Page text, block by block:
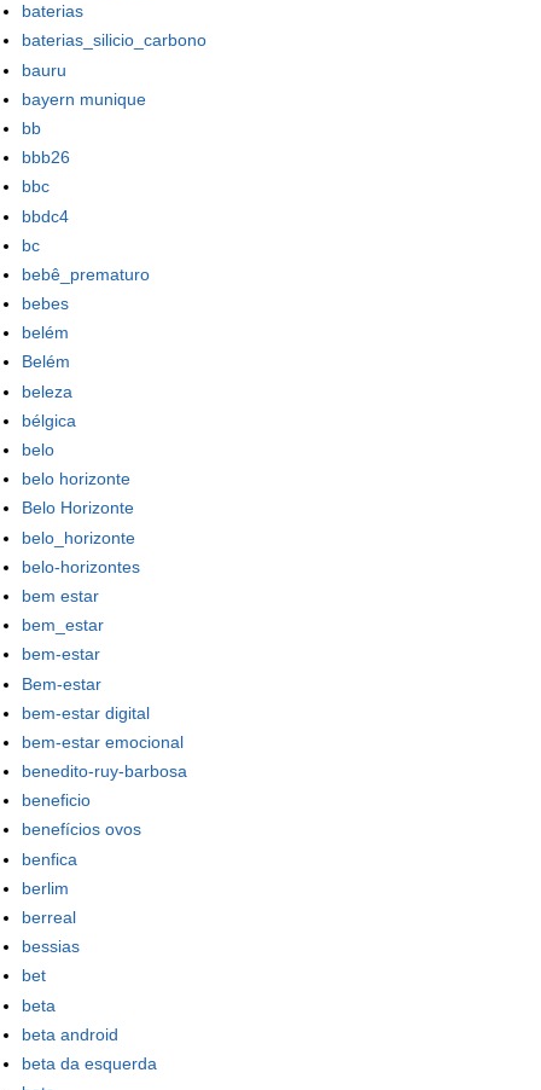
baterias
baterias_silicio_carbono
bauru
bayern munique
bb
bbb26
bbc
bbdc4
bc
bebê_prematuro
bebes
belém
Belém
beleza
bélgica
belo
belo horizonte
Belo Horizonte
belo_horizonte
belo-horizontes
bem estar
bem_estar
bem-estar
Bem-estar
bem-estar digital
bem-estar emocional
benedito-ruy-barbosa
beneficio
benefícios ovos
benfica
berlim
berreal
bessias
bet
beta
beta android
beta da esquerda